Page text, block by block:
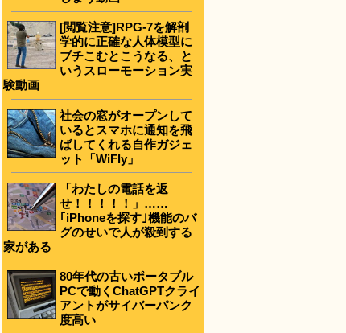
[閲覧注意]RPG-7を解剖
学的に正確な人体模型に
ブチこむとこうなる、と
いうスローモーション実
験動画
社会の窓がオープンして
いるとスマホに通知を飛
ばしてくれる自作ガジェ
ット「WiFly」
「わたしの電話を返
せ！！！！！」……
｢iPhoneを探す｣機能のバ
グのせいで人が殺到する
家がある
80年代の古いポータブル
PCで動くChatGPTクライ
アントがサイバーパンク
度高い